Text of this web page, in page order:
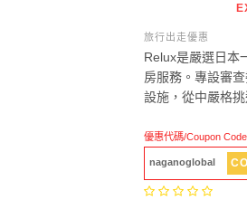
旅行出走優惠
Relux是嚴選日本
房服務。專設審
設施，從中嚴格
優惠代碼/Coupon Code
naganoglobal